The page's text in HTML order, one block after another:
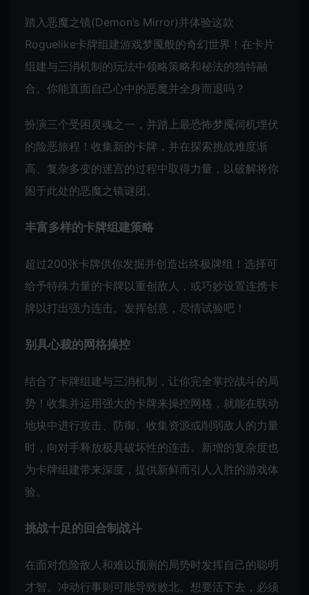
踏入恶魔之镜(Demon’s Mirror)并体验这款
Roguelike卡牌组建游戏梦魇般的奇幻世界！在卡片
组建与三消机制的玩法中领略策略和秘法的独特融
合。你能直面自己心中的恶魔并全身而退吗？
扮演三个受困灵魂之一，并踏上最恐怖梦魇伺机埋伏
的险恶旅程！收集新的卡牌，并在探索挑战难度渐
高、复杂多变的迷宫的过程中取得力量，以破解将你
困于此处的恶魔之镜谜团。
丰富多样的卡牌组建策略
超过200张卡牌供你发掘并创造出终极牌组！选择可
给予特殊力量的卡牌以重创敌人，或巧妙设置连携卡
牌以打出强力连击。发挥创意，尽情试验吧！
别具心裁的网格操控
结合了卡牌组建与三消机制，让你完全掌控战斗的局
势！收集并运用强大的卡牌来操控网格，就能在联动
地块中进行攻击、防御、收集资源或削弱敌人的力量
时，向对手释放极具破坏性的连击。新增的复杂度也
为卡牌组建带来深度，提供新鲜而引人入胜的游戏体
验。
挑战十足的回合制战斗
在面对危险敌人和难以预测的局势时发挥自己的聪明
才智。冲动行事则可能导致败北。想要活下去，必须